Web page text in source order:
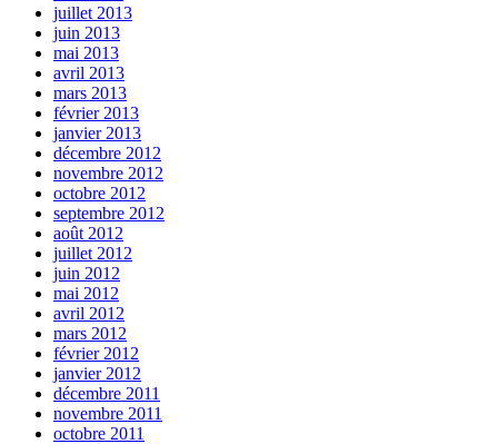
juillet 2013
juin 2013
mai 2013
avril 2013
mars 2013
février 2013
janvier 2013
décembre 2012
novembre 2012
octobre 2012
septembre 2012
août 2012
juillet 2012
juin 2012
mai 2012
avril 2012
mars 2012
février 2012
janvier 2012
décembre 2011
novembre 2011
octobre 2011